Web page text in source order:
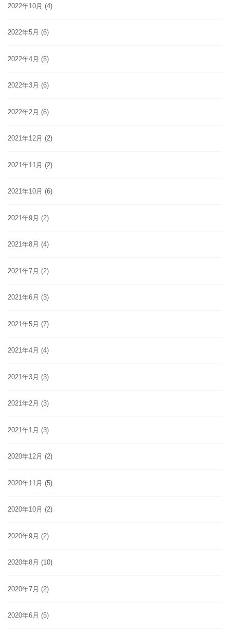
2022年10月 (4)
2022年5月 (6)
2022年4月 (5)
2022年3月 (6)
2022年2月 (6)
2021年12月 (2)
2021年11月 (2)
2021年10月 (6)
2021年9月 (2)
2021年8月 (4)
2021年7月 (2)
2021年6月 (3)
2021年5月 (7)
2021年4月 (4)
2021年3月 (3)
2021年2月 (3)
2021年1月 (3)
2020年12月 (2)
2020年11月 (5)
2020年10月 (2)
2020年9月 (2)
2020年8月 (10)
2020年7月 (2)
2020年6月 (5)